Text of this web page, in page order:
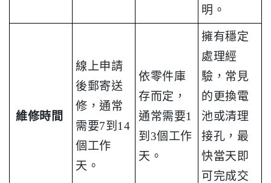
明。
維修時間
線上申請
後郵寄送
修，通常
需要7到14
個工作
天。
依零件庫
存而定，
通常需要1
到3個工作
天。
擁有穩定
處理經
驗，常見
的更換電
池或清理
接孔，最
快當天即
可完成交